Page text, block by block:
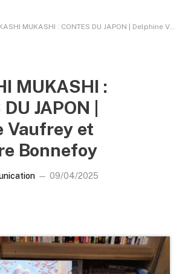
MUKASHI : CONTES DU JAPON | Delphine Vaufrey et Alexandre Bonnefoy
MUKASHI :
JAPON |
Vaufrey et
Bonnefoy
09/04/2025